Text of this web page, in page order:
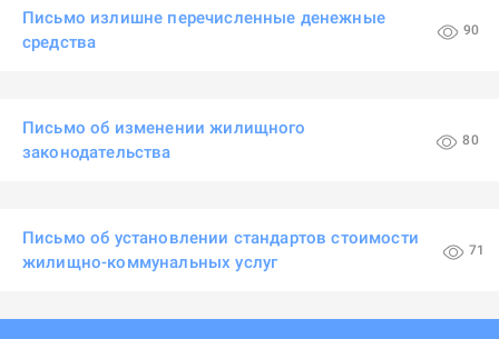
Письмо излишне перечисленные денежные
средства
90
Письмо об изменении жилищного
законодательства
80
Письмо об установлении стандартов стоимости
жилищно-коммунальных услуг
71